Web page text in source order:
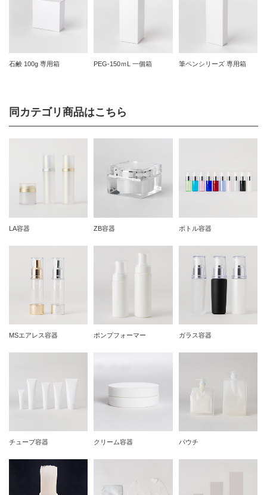
石鹸 100g 専用箱 PEG-150ｍL 一個箱 筆ペンシリーズ 専用箱
同カテゴリ商品はこちら
LA容器 ZB容器 ボトル容器
MSエアレス容器 ポンプフォーマー ガラス容器
チューブ容器 クリーム容器 パウチ